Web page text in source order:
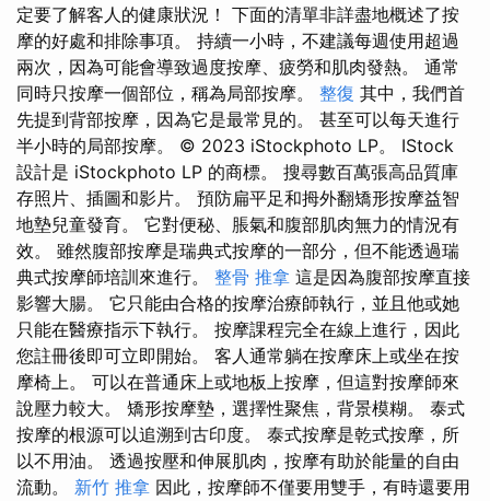
定要了解客人的健康狀況！ 下面的清單非詳盡地概述了按
摩的好處和排除事項。 持續一小時，不建議每週使用超過
兩次，因為可能會導致過度按摩、疲勞和肌肉發熱。 通常
同時只按摩一個部位，稱為局部按摩。 整復 其中，我們首
先提到背部按摩，因為它是最常見的。 甚至可以每天進行
半小時的局部按摩。 © 2023 iStockphoto LP。 IStock
設計是 iStockphoto LP 的商標。 搜尋數百萬張高品質庫
存照片、插圖和影片。 預防扁平足和拇外翻矯形按摩益智
地墊兒童發育。 它對便秘、脹氣和腹部肌肉無力的情況有
效。 雖然腹部按摩是瑞典式按摩的一部分，但不能透過瑞
典式按摩師培訓來進行。 整骨 推拿 這是因為腹部按摩直接
影響大腸。 它只能由合格的按摩治療師執行，並且他或她
只能在醫療指示下執行。 按摩課程完全在線上進行，因此
您註冊後即可立即開始。 客人通常躺在按摩床上或坐在按
摩椅上。 可以在普通床上或地板上按摩，但這對按摩師來
說壓力較大。 矯形按摩墊，選擇性聚焦，背景模糊。 泰式
按摩的根源可以追溯到古印度。 泰式按摩是乾式按摩，所
以不用油。 透過按壓和伸展肌肉，按摩有助於能量的自由
流動。 新竹 推拿 因此，按摩師不僅要用雙手，有時還要用